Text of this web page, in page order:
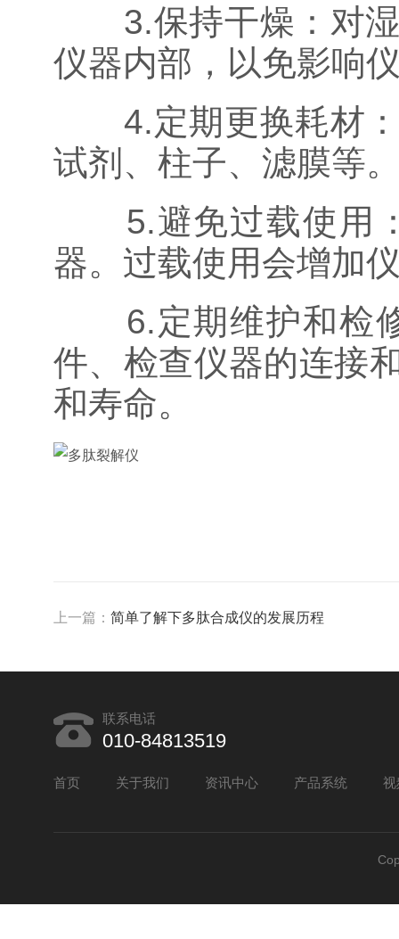
3.保持干燥：对湿
仪器内部，以免影响
4.定期更换耗材：
试剂、柱子、滤膜等
5.避免过载使用：
器。过载使用会增加
6.定期维护和检修
件、检查仪器的连接
和寿命。
上一篇： 简单了解下多肽合成仪的发展历程
联系电话
010-84813519
首页 关于我们 资讯中心 产品系统 视